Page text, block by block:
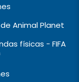
Animal Planet
físicas - FIFA